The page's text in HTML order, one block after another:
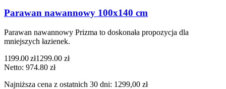
Parawan nawannowy 100x140 cm
Parawan nawannowy Prizma to doskonała propozycja dla
mniejszych łazienek.
1199.00zł1299.00zł
Netto: 974.80 zł
Najniższa cena z ostatnich 30 dni: 1299,00 zł